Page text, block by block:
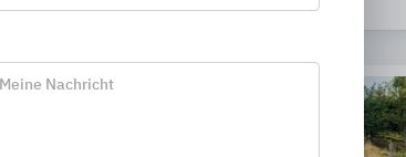
Meine Nachricht